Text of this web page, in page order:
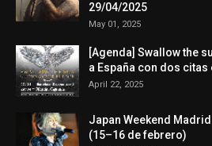
29/04/2025
May 01, 2025
[Agenda] Swallow the
a España con dos
April 22, 2025
Japan Weekend
(15–16 de febrero)